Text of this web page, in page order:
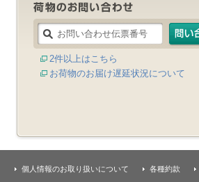
2件以上はこちら
お荷物のお届け遅延状況について
個人情報のお取り扱いについて 各種約款